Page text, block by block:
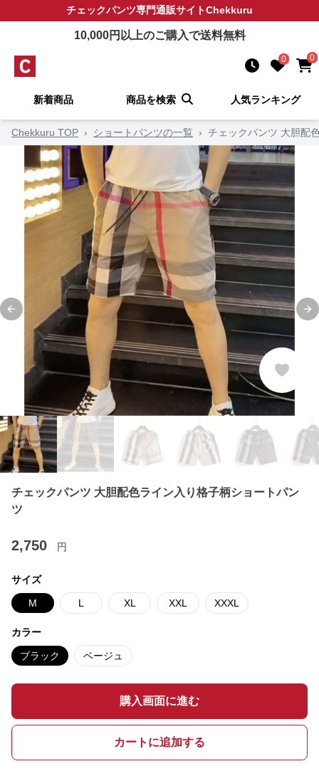
チェックパンツ専門通販サイトChekkuru
10,000円以上のご購入で送料無料
0 0
新着商品 商品を検索 人気ランキング
Chekkuru TOP › ショートパンツの一覧 › チェックパンツ 大胆配
Previous slide
チェックパンツ 大胆配色ライン入り格子柄ショートパン
ツ
2,750 円
サイズ
M L XL XXL XXXL
カラー
ブラック ベージュ
購入画面に進む
カートに追加する